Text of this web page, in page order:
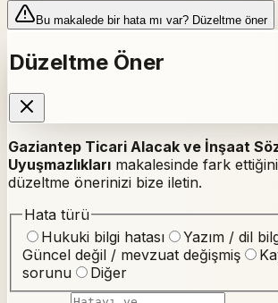
Bu makalede bir hata mı var? Düzeltme öner
Düzeltme Öner
Gaziantep Ticari Alacak ve İnşaat
Uyuşmazlıkları makalesinde fark
düzeltme önerinizi bize iletin.
Hata türü
Hukuki bilgi hatası
Yazım / dil
Güncel değil / mevzuat değişmiş
sorunu
Diğer